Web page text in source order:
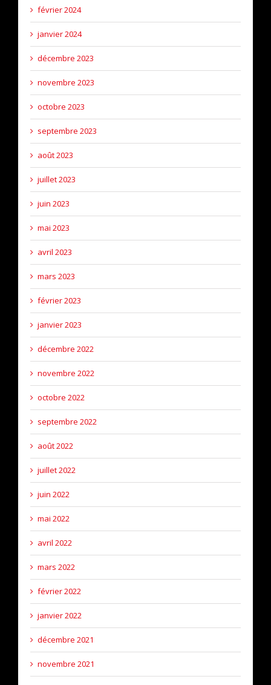
février 2024
janvier 2024
décembre 2023
novembre 2023
octobre 2023
septembre 2023
août 2023
juillet 2023
juin 2023
mai 2023
avril 2023
mars 2023
février 2023
janvier 2023
décembre 2022
novembre 2022
octobre 2022
septembre 2022
août 2022
juillet 2022
juin 2022
mai 2022
avril 2022
mars 2022
février 2022
janvier 2022
décembre 2021
novembre 2021